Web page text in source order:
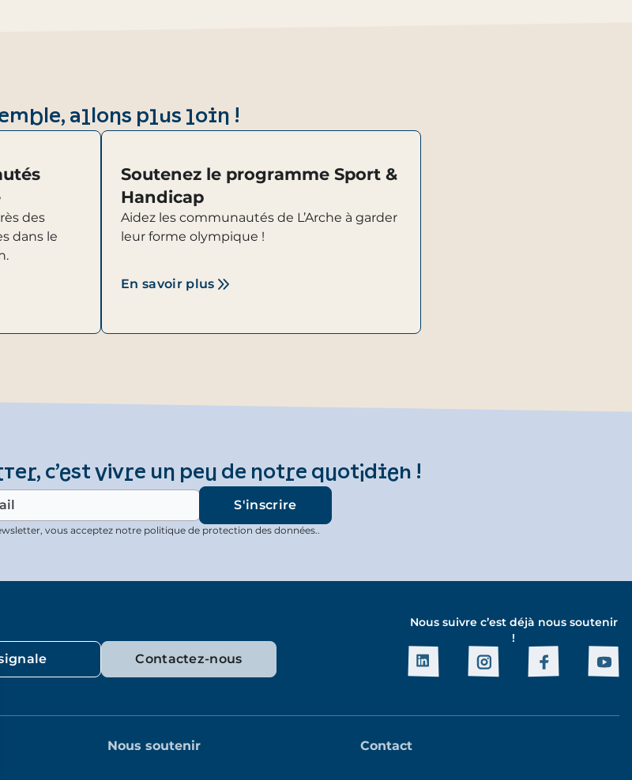
allons plus loin !
des
dans le
Soutenez le programme Sport &
Handicap
Aidez les communautés de L’Arche à garder
leur forme olympique !
En savoir plus
c’est vivre un peu de notre quotidien !
vous acceptez notre politique de protection des données..
signale Contactez-nous
Nous suivre c’est déjà nous soutenir
!
Nous soutenir Contact